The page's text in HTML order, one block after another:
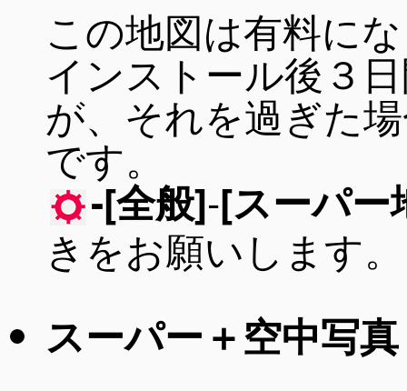
この地図は有料に
インストール後３
が、それを過ぎた
です。
-[全般]-[スーパー
きをお願いします。
スーパー＋空中写真